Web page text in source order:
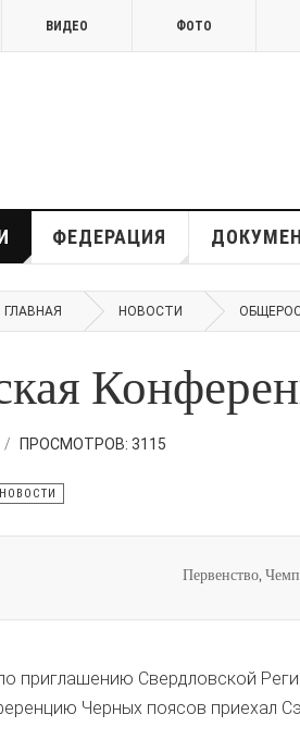
ВИДЕО ФОТО
ФЕДЕРАЦИЯ
ГЛАВНАЯ НОВОСТИ
ПРОСМОТРОВ: 3115
Первенство,
приглашению Свердловской
Черных поясов приехал